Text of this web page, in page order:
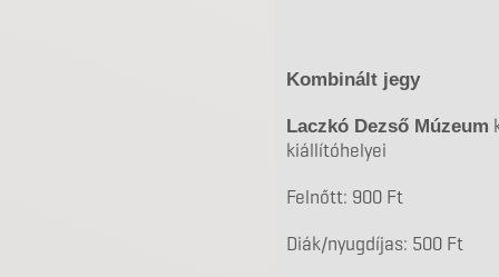
Kombinált jegy
Laczkó Dezső Múzeum
kiállítóhelyei
Felnőtt: 900 Ft
Diák/nyugdíjas: 500 Ft